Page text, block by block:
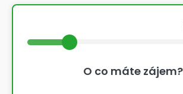
O co máte zájem?